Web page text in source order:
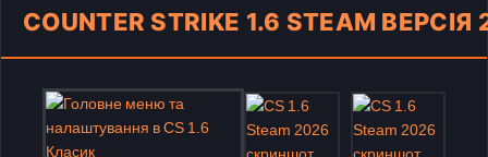
COUNTER STRIKE 1.6 STEAM ВЕРСІЯ